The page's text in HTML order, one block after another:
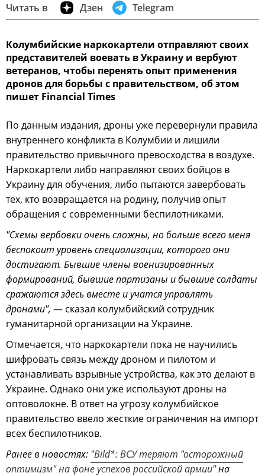
Читать в Дзен Telegram
Колумбийские наркокартели отправляют своих
представителей воевать в Украину и вербуют
ветеранов, чтобы перенять опыт применения
дронов для борьбы с правительством, об этом
пишет Financial Times
По данным издания, дроны уже перевернули правила
внутреннего конфликта в Колумбии и лишили
правительство привычного превосходства в воздухе.
Наркокартели либо направляют своих бойцов в
Украину для обучения, либо пытаются завербовать
тех, кто возвращается на родину, получив опыт
обращения с современными беспилотниками.
"Схемы вербовки очень сложны, но больше всего меня
беспокоит уровень специализации, которого они
достигают. Бывшие члены военизированных
формирований, бывшие партизаны и бывшие солдаты
сражаются здесь вместе и учатся управлять
дронами", — сказал колумбийский сотрудник
гуманитарной организации на Украине.
Отмечается, что наркокартели пока не научились
шифровать связь между дроном и пилотом и
устанавливать взрывные устройства, как это делают в
Украине. Однако они уже используют дроны на
оптоволокне. В ответ на угрозу колумбийское
правительство ввело жесткие ограничения на импорт
всех беспилотников.
Ранее в новостях: "Bild*: ВСУ теряют "осторожный
оптимизм" на фоне успехов российской армии"на